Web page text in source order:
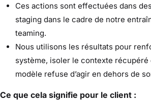
Ces actions sont effectuées dans
staging dans le cadre de notre
teaming.
Nous utilisons les résultats pour
système, isoler le contexte
modèle refuse d’agir en dehors de
Ce que cela signifie pour le client :